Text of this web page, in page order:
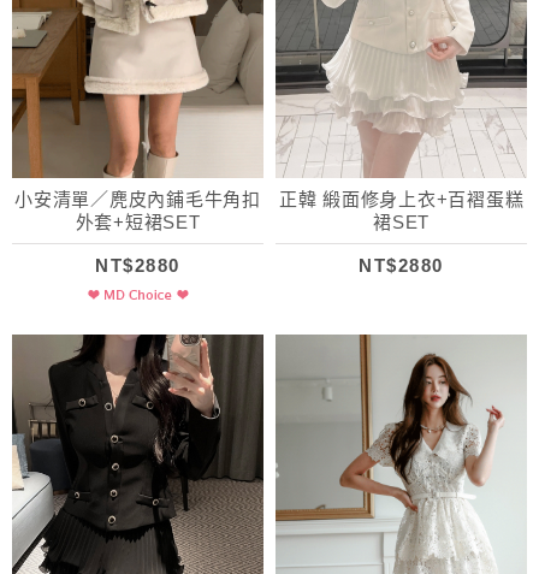
小安清單／麂皮內鋪毛牛角扣
外套+短裙SET
NT$2880
正韓 緞面修身上衣+百褶蛋糕
裙SET
NT$2880